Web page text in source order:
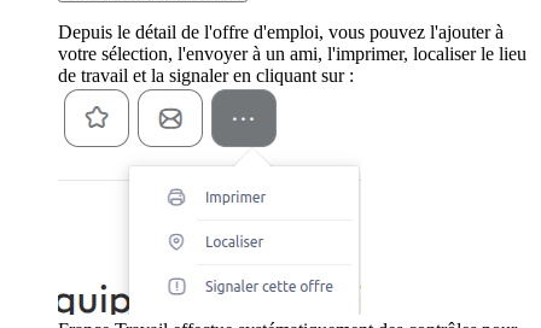
Depuis le détail de l'offre d'emploi, vous pouvez l'ajouter à
votre sélection, l'envoyer à un ami, l'imprimer, localiser le lieu
de travail et la signaler en cliquant sur :